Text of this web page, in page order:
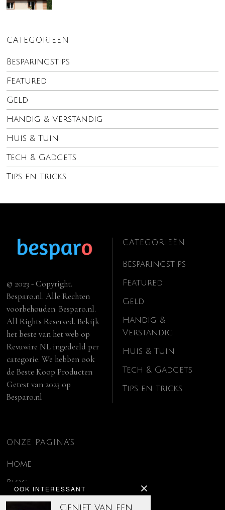
CATEGORIEËN
Besparingstips
Featured
Geld
Handig & Verstandig
Huis & Tuin
Tech & Gadgets
Tips en tricks
OOK INTERESSANT
Geniet van een
© 2023 - Copyright.
Besparo.nl. Alle Rechten
voorbehouden. Besparo.nl.
All Rights Reserved. Bekijk
het beste van het web op
Revuwire NL ingedeeld per
categorie. We hebben ook
deBeste Koop Producten
Getest van 2023 op
Besparo.nl
CATEGORIEËN
Besparingstips
Featured
Geld
Handig &
Verstandig
Huis & Tuin
Tech & Gadgets
Tips en tricks
ONZE PAGINA’S
Home
Blog
Contact